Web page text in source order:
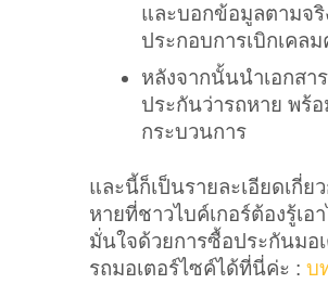
และบอกข้อมูลตามจ
ประกอบการเบิกเคลม
หลังจากนั้นนำเอกสา
ประกันว่ารถหาย พร้
กระบวนการ
และนี้ก็เป็นรายละเอียดเกี่
หายที่ชาวไบค์เกอร์ต้องรู้เ
มั่นใจด้วยการซื้อประกันมอ
รถมอเตอร์ไซค์ได้ที่นี่ค่ะ : บ